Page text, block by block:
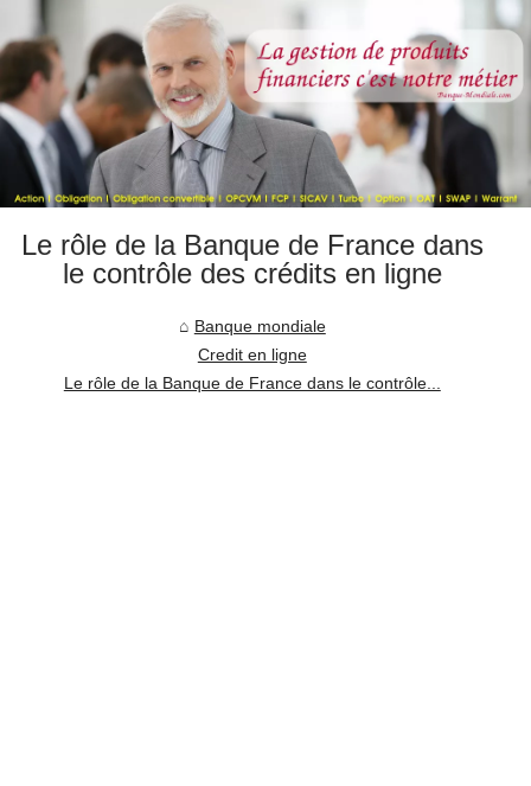
Le rôle de la Banque de France dans
le contrôle des crédits en ligne
Banque mondiale
Credit en ligne
Le rôle de la Banque de France dans le contrôle...